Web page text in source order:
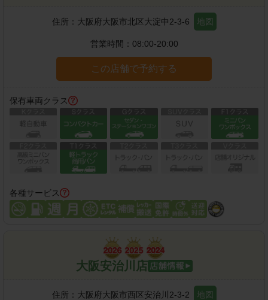
住所： 大阪府大阪市北区大淀中2-3-6 地図
営業時間： 08:00-20:00
この店舗で予約する
保有車両クラス
各種サービス
大阪安治川店
住所： 大阪府大阪市西区安治川2-3-2 地図